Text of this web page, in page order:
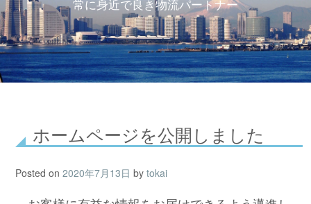
常に身近で良き物流パートナー
ホームページを公開しました
Posted on 2020年7月13日 by tokai